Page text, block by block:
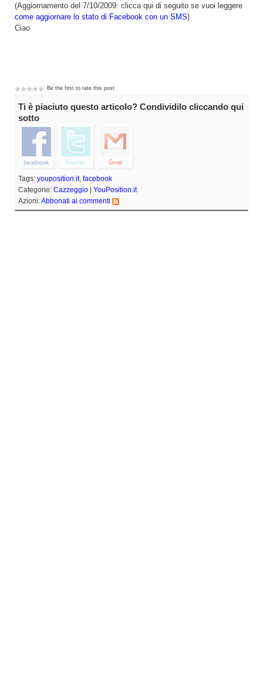
(Aggiornamento del 7/10/2009: clicca qui di seguito se vuoi leggere
come aggiornare lo stato di Facebook con un SMS)
Ciao
Be the first to rate this post
Ti è piaciuto questo articolo? Condividilo cliccando qui
sotto
Tags: youposition.it, facebook
Categorie: Cazzeggio
YouPosition.it
Azioni:Abbonati ai commenti